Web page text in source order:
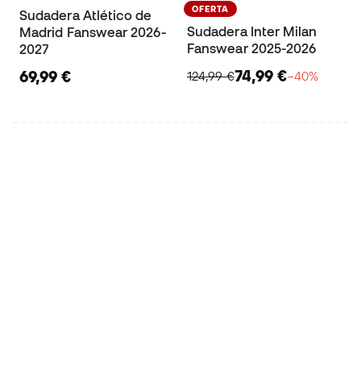
Sudadera Atlético de
Madrid Fanswear 2026-
2027
69,99 €
OFERTA
Sudadera Inter Milan
Fanswear 2025-2026
124,99 €74,99 €−40%